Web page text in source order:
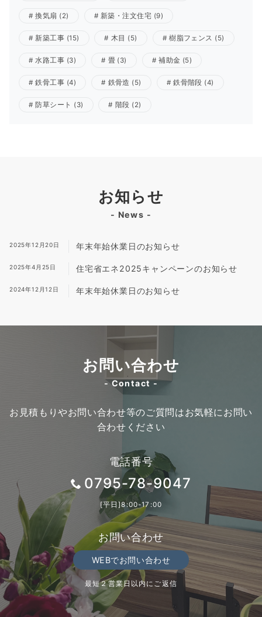
換気扇 (2) 新築・注文住宅 (9)
新築工事 (15) 木目 (5) 樹脂フェンス (5)
水路工事 (3) 畳(3) 補助金 (5)
鉄骨工事 (4) 鉄骨造 (5) 鉄骨階段 (4)
防草シート (3) 階段 (2)
お知らせ
- News -
2025年12月20日 年末年始休業日のお知らせ
2025年4月25日 住宅省エネ2025キャンペーンのお知らせ
2024年12月12日 年末年始休業日のお知らせ
お問い合わせ
- Contact -
お見積もりやお問い合わせ等のご質問はお気軽にお問い
合わせください
電話番号
0795-78-9047
[平日]8:00-17:00
お問い合わせ
WEBでお問い合わせ
最短２営業日以内にご返信